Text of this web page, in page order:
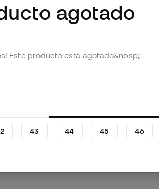
agotado
Este producto está agotado&nbsp;
43 44 45 46